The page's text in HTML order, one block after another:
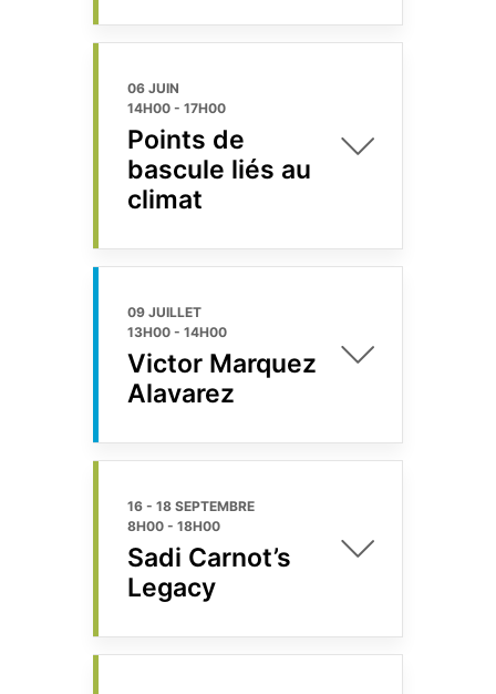
06 JUIN
14H00 - 17H00
Points de
bascule liés au
climat
09 JUILLET
13H00 - 14H00
Victor Marquez
Alavarez
16 - 18 SEPTEMBRE
8H00 - 18H00
Sadi Carnot’s
Legacy